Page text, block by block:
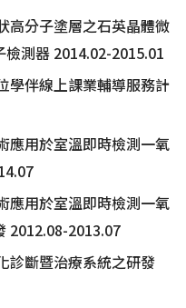
高分子塗層之石英晶體微
測器 2014.02-2015.01
學伴線上課業輔導服務計
應用於室溫即時檢測一氧
應用於室溫即時檢測一氧
2012.08-2013.07
診斷暨治療系統之研發